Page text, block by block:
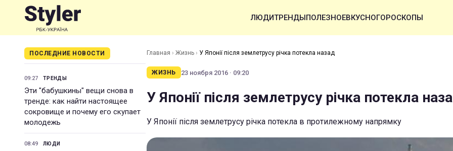
ЛЮДИТРЕНДЫПОЛЕЗНОЕВКУСНОГОРОСКОПЫ
ПОСЛЕДНИЕ НОВОСТИ
09:27 ТРЕНДЫ
Эти "бабушкины" вещи снова в
тренде: как найти настоящее
сокровище и почему его скупает
молодежь
08:49 ЛЮДИ
Главная › Жизнь › У Японії після землетрусу річка потекла назад
ЖИЗНЬ 23 ноября 2016 · 09:20
У Японії після землетрусу річка потекла
У Японії після землетрусу річка потекла в протилежному напрямку